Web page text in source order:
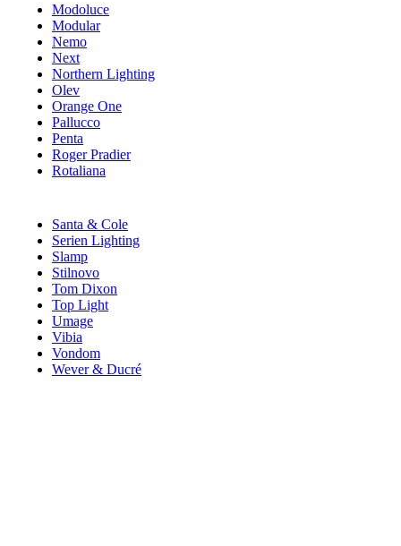
Modoluce
Modular
Nemo
Next
Northern Lighting
Olev
Orange One
Pallucco
Penta
Roger Pradier
Rotaliana
Santa & Cole
Serien Lighting
Slamp
Stilnovo
Tom Dixon
Top Light
Umage
Vibia
Vondom
Wever & Ducré